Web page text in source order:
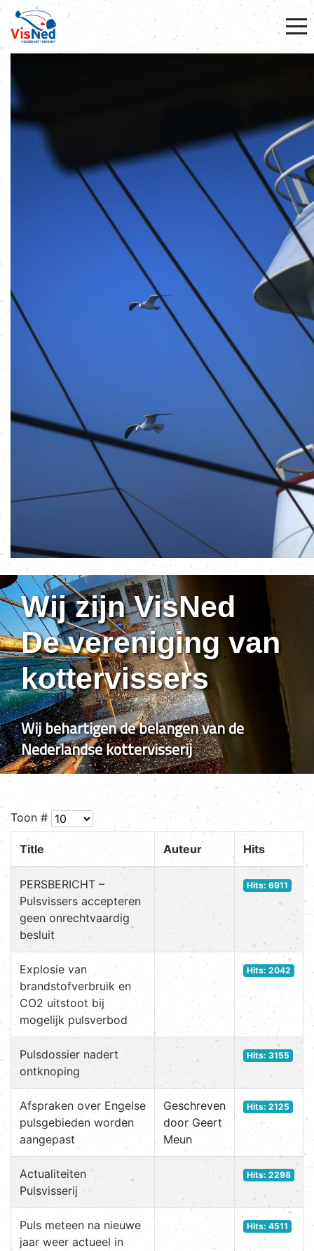
Wij zijn VisNed
De vereniging van
kottervissers
Wij behartigen de belangen van de
Nederlandse kottervisserij
Toon #
Title Auteur Hits
PERSBERICHT –
Pulsvissers accepteren
geen onrechtvaardig
besluit
Hits: 6911
Explosie van
brandstofverbruik en
CO2 uitstoot bij
mogelijk pulsverbod
Hits: 2042
Pulsdossier nadert
ontknoping
Hits: 3155
Afspraken over Engelse
pulsgebieden worden
aangepast
Geschreven
door Geert
Meun
Hits: 2125
Actualiteiten
Pulsvisserij
Hits: 2298
Puls meteen na nieuwe
jaar weer actueel in
Hits: 4511